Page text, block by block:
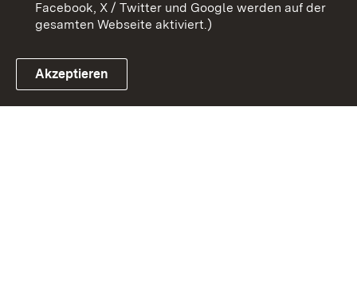
Link zum Landesportal
Facebook, X / Twitter und Google werden auf der
gesamten Webseite aktiviert.)
Akzeptieren